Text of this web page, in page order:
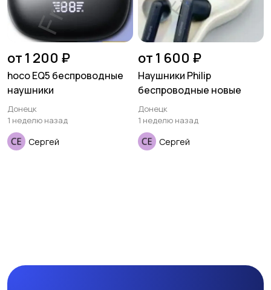
от 1 200 ₽
hoco EQ5 беспроводные
наушники
Донецк
1 неделю назад
Сергей
от 1 600 ₽
Наушники Philip
беспроводные новые
Донецк
1 неделю назад
Сергей